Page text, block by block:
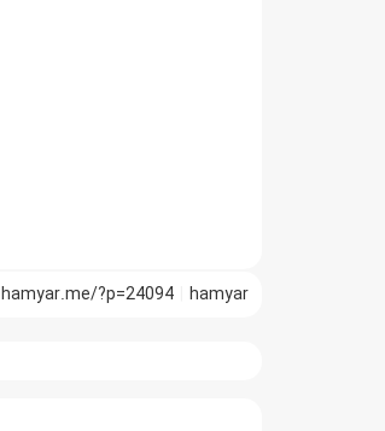
hamyar
hamyar.me/?p=24094